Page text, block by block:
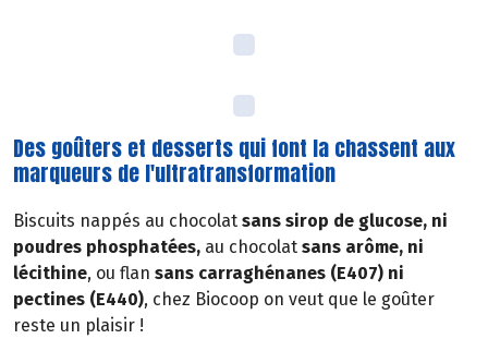
Des goûters et desserts qui font la chassent aux
marqueurs de l'ultratransformation
Biscuits nappés au chocolat sans sirop de glucose, ni
poudres phosphatées, au chocolat sans arôme, ni
lécithine, ou flan sans carraghénanes (E407) ni
pectines (E440), chez Biocoop on veut que le goûter
reste un plaisir !